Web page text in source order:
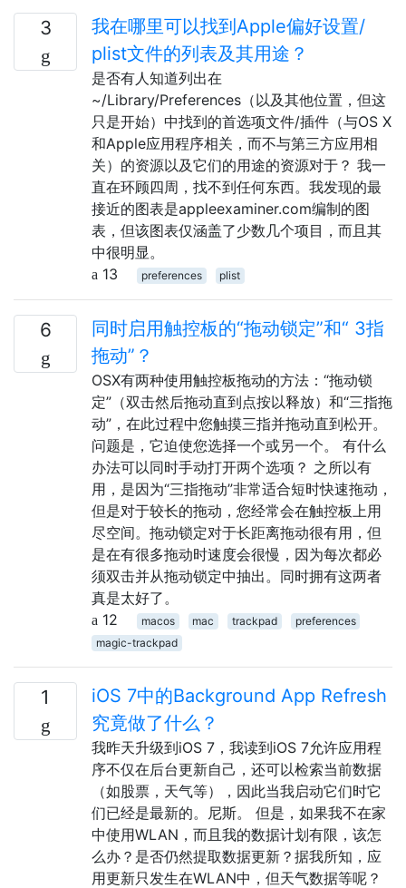
3
我在哪里可以找到Apple偏好设置/
plist文件的列表及其用途？
是否有人知道列出在
~/Library/Preferences（以及其他位置，但这
只是开始）中找到的首选项文件/插件（与OS X
和Apple应用程序相关，而不与第三方应用相
关）的资源以及它们的用途的资源对于？ 我一
直在环顾四周，找不到任何东西。我发现的最
接近的图表是appleexaminer.com编制的图
表，但该图表仅涵盖了少数几个项目，而且其
中很明显。
13
preferences plist
6
同时启用触控板的“拖动锁定”和“ 3指
拖动”？
OSX有两种使用触控板拖动的方法：“拖动锁
定”（双击然后拖动直到点按以释放）和“三指拖
动”，在此过程中您触摸三指并拖动直到松开。
问题是，它迫使您选择一个或另一个。 有什么
办法可以同时手动打开两个选项？ 之所以有
用，是因为“三指拖动”非常适合短时快速拖动，
但是对于较长的拖动，您经常会在触控板上用
尽空间。拖动锁定对于长距离拖动很有用，但
是在有很多拖动时速度会很慢，因为每次都必
须双击并从拖动锁定中抽出。同时拥有这两者
真是太好了。
12
macos mac trackpad
preferences
magic-trackpad
1
iOS 7中的Background App Refresh
究竟做了什么？
我昨天升级到iOS 7，我读到iOS 7允许应用程
序不仅在后台更新自己，还可以检索当前数据
（如股票，天气等），因此当我启动它们时它
们已经是最新的。尼斯。 但是，如果我不在家
中使用WLAN，而且我的数据计划有限，该怎
么办？是否仍然提取数据更新？据我所知，应
用更新只发生在WLAN中，但天气数据等呢？